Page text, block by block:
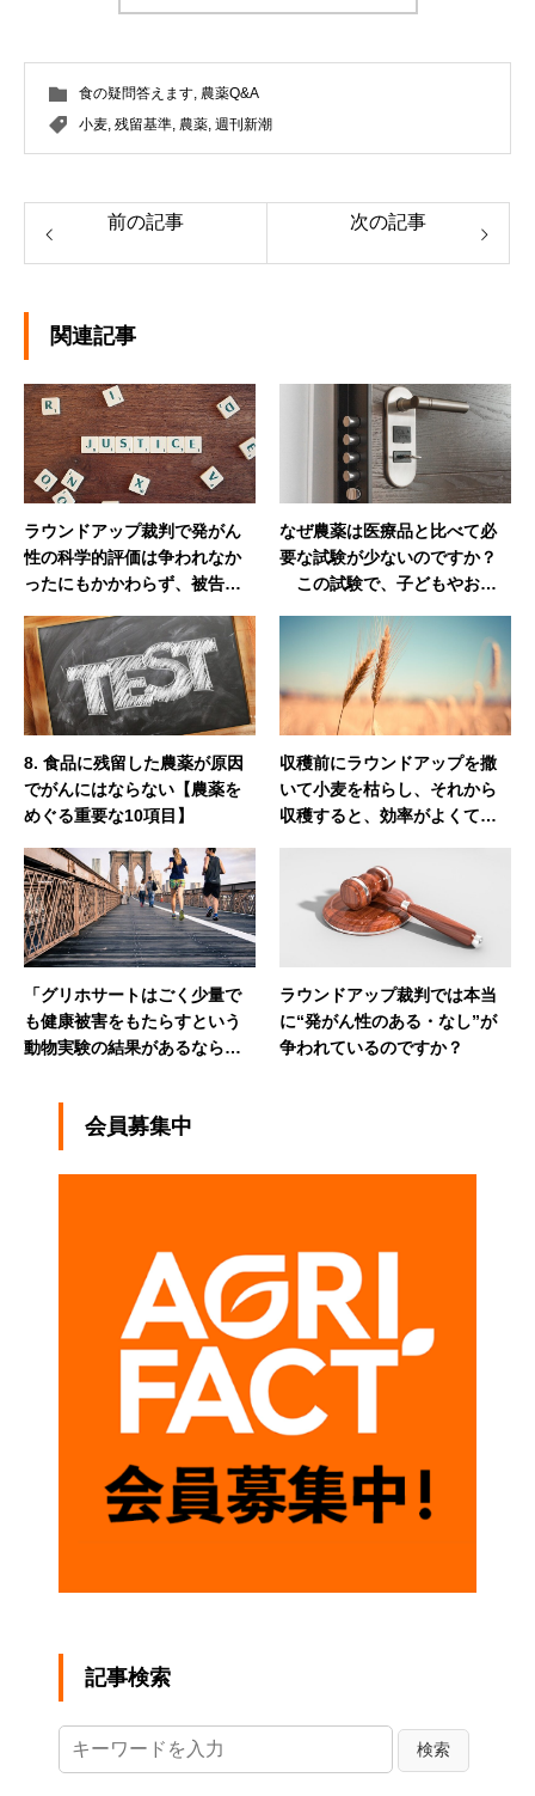
食の疑問答えます, 農薬Q&A
小麦, 残留基準, 農薬, 週刊新潮
前の記事 次の記事
関連記事
ラウンドアップ裁判で発がん
性の科学的評価は争われなか
ったにもかかわらず、被告モ
れ、敗訴したのはなぜでしょ
うか？
なぜ農薬は医療品と比べて必
要な試験が少ないのですか？
この試験で、子どもやお年
るのですか？
8. 食品に残留した農薬が原因
でがんにはならない【農薬を
めぐる重要な10項目】
収穫前にラウンドアップを撒
いて小麦を枯らし、それから
収穫すると、効率がよくて収
スト（収穫前）と言うそうで
すが、カナダやアメリカの小
麦のほぼすべてからグリホサ
ートが出ると聞きました。プ
レハーベストはやめた方がよ
いのではないですか。
「グリホサートはごく少量で
も健康被害をもたらすという
動物実験の結果があるなら、
言われますが、微量でも影響
がありますか。
ラウンドアップ裁判では本当
に“発がん性のある・なし”が
争われているのですか？
会員募集中
記事検索